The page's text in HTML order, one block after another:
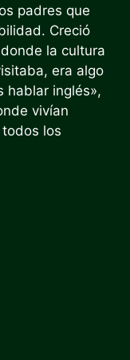
padres que
Creció
la cultura
era algo
hablar inglés»,
vivían
los